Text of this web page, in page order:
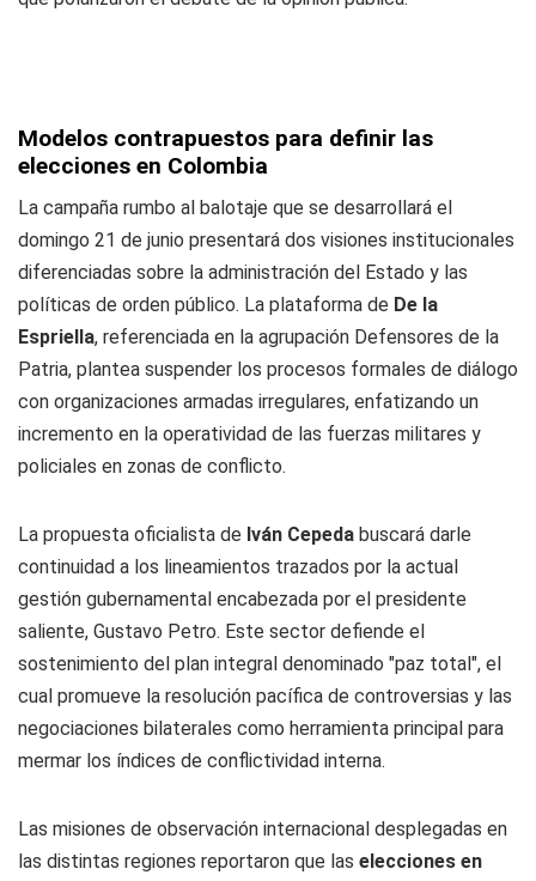
Modelos contrapuestos para definir las
elecciones en Colombia
La campaña rumbo al balotaje que se desarrollará el
domingo 21 de junio presentará dos visiones institucionales
diferenciadas sobre la administración del Estado y las
políticas de orden público. La plataforma de De la
Espriella, referenciada en la agrupación Defensores de la
Patria, plantea suspender los procesos formales de diálogo
con organizaciones armadas irregulares, enfatizando un
incremento en la operatividad de las fuerzas militares y
policiales en zonas de conflicto.
La propuesta oficialista de Iván Cepeda buscará darle
continuidad a los lineamientos trazados por la actual
gestión gubernamental encabezada por el presidente
saliente, Gustavo Petro. Este sector defiende el
sostenimiento del plan integral denominado "paz total", el
cual promueve la resolución pacífica de controversias y las
negociaciones bilaterales como herramienta principal para
mermar los índices de conflictividad interna.
Las misiones de observación internacional desplegadas en
las distintas regiones reportaron que las elecciones en